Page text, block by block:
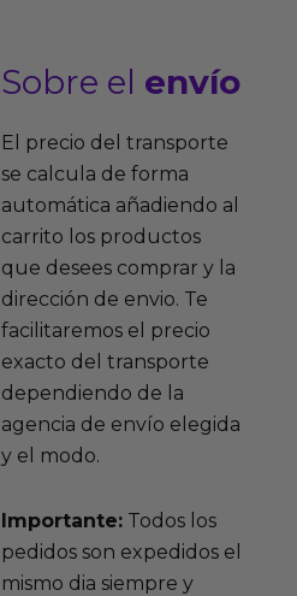
Sobre el envío
El precio del transporte
se calcula de forma
automática añadiendo al
carrito los productos
que desees comprar y la
dirección de envio. Te
facilitaremos el precio
exacto del transporte
dependiendo de la
agencia de envío elegida
y el modo.
Importante:Todos los
pedidos son expedidos el
mismo dia siempre y